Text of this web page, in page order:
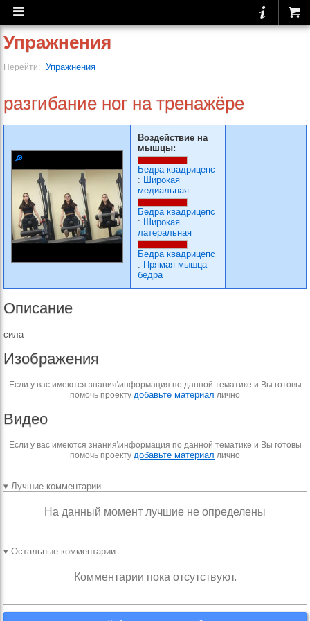
Упражнения
Перейти: Упражнения
разгибание ног на тренажёре
Воздействие на
мышцы:
Бедра квадрицепс
: Широкая
медиальная
Бедра квадрицепс
: Широкая
латеральная
Бедра квадрицепс
: Прямая мышца
бедра
Описание
сила
Изображения
Если у вас имеются знания\информация по данной тематике и Вы готовы
помочь проекту добавьте материал лично
Видео
Если у вас имеются знания\информация по данной тематике и Вы готовы
помочь проекту добавьте материал лично
▾ Лучшие комментарии
На данный момент лучшие не определены
▾ Остальные комментарии
Комментарии пока отсутствуют.